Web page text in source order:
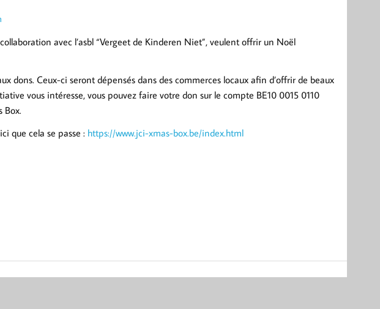
avec l’asbl “Vergeet de Kinderen Niet”, veulent offrir un Noël
dons. Ceux-ci seront dépensés dans des commerces locaux afin d’offrir de beaux
vous intéresse, vous pouvez faire votre don sur le compte BE10 0015 0110
Box.
que cela se passe : https://www.jci-xmas-box.be/index.html